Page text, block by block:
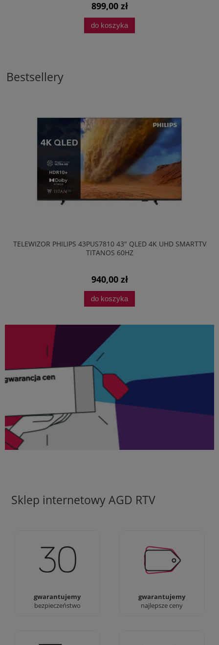
899,00 zł
do koszyka
Bestsellery
TELEWIZOR PHILIPS 43PUS7810 43" QLED 4K UHD SMARTTV
TITANOS 60HZ
940,00 zł
do koszyka
Sklep internetowy AGD RTV
gwarantujemy
bezpieczeństwo
Jesteśmy firmą z 30-
gwarantujemy
najlepsze ceny
Ciężko pracujemy aby
zapewnić najlepsze